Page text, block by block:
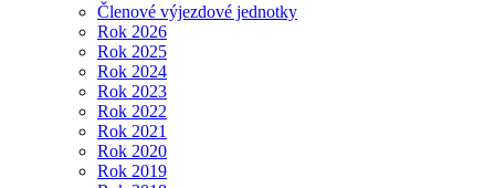
Členové výjezdové jednotky
Rok 2026
Rok 2025
Rok 2024
Rok 2023
Rok 2022
Rok 2021
Rok 2020
Rok 2019